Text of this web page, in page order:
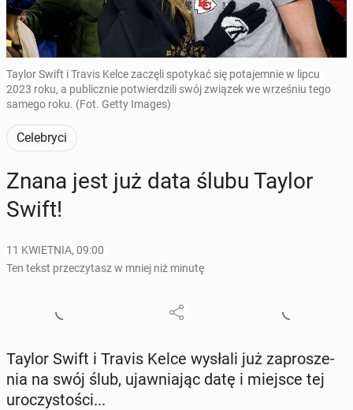
Taylor Swift i Travis Kelce zaczęli spotykać się potajemnie w lipcu
2023 roku, a publicznie potwierdzili swój związek we wrześniu tego
samego roku. (Fot. Getty Images)
Celebryci
Znana jest już data ślubu Taylor
Swift!
11 KWIETNIA, 09:00
Ten tekst przeczytasz w mniej niż minutę
Taylor Swift i Travis Kelce wysłali już za­pro­sze­
nia na swój ślub, ujaw­nia­jąc datę i miejsce tej
uro­czy­sto­ści...